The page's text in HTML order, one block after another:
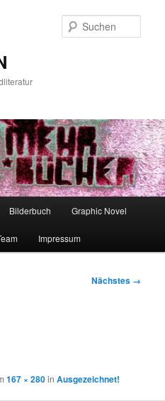
Bilderbuch Graphic Novel
Impressum
Nächstes →
167 × 280inAusgezeichnet!